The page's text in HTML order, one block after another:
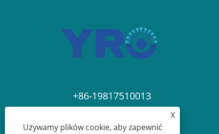
+86-19817510013
X
Używamy plików cookie, aby zapewnić